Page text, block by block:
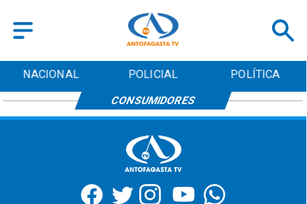
NACIONAL POLICIAL POLÍTICA
CONSUMIDORES